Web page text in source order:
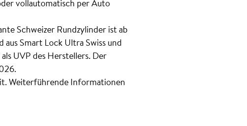
vollautomatisch per Auto
Schweizer Rundzylinder ist ab
Smart Lock Ultra Swiss und
UVP des Herstellers. Der
Weiterführende Informationen